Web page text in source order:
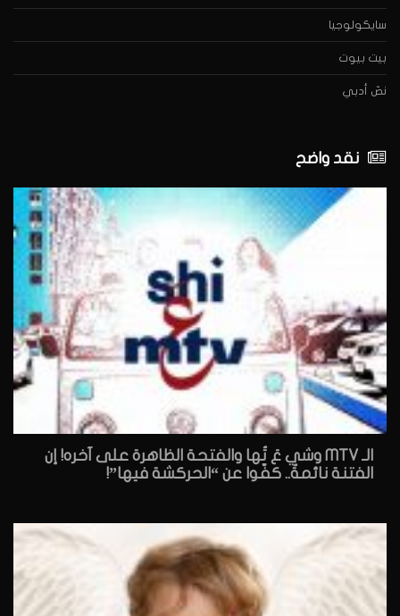
سايكولوجيا
بيت بيوت
نصّ أدبي
نقد واضح
الـ MTV وشي عَ تُها والفتحة الظاهرة على آخره! إن
الفتنة نائمةٌ.. كفّوا عن “الحركشة فيها”!